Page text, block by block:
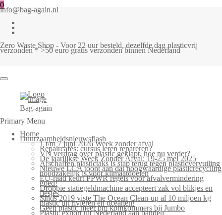
0
info@bag-again.nl
Zero Waste Shop - Voor 22 uur besteld, dezelfde dag plasticvrij
verzonden * >50 euro gratis verzonden binnen Nederland
Bag-again
Primary Menu
Home
Duurzaamheidsnieuwsflash
1 t/m 7 juni 2026 Week zonder afval
Repaircafés: cursus leren repareren?
VN verdrag over plastic geklapt, hoe nu verder?
De jaarlijkse Week Zonder Afval: 19-25 mei 2025
Afschaffen plastictaks is stap terug tegen plasticvervuiling
Nieuwe LCA toont aan dat hoogwaardige plasticrecycling
noodzakelijk is voor klimaatdoelen
EU-raad keurt PPWR regels voor afvalvermindering
goed!
Droppie statiegeldmachine accepteert zak vol blikjes en
flesjes
Sinds 2019 viste The Ocean Clean-up al 10 miljoen kg
plastic uit rivieren en oceanen!
Geen plastic meer om komkommers bij Jumbo
Plastic export uit Nederland aan banden